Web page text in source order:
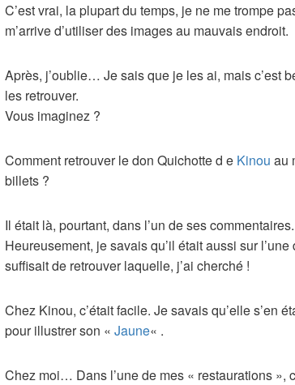
C’est vrai, la plupart du temps, je ne me trompe
m’arrive d’utiliser des images au mauvais endroit.
Après, j’oublie… Je sais que je les ai, mais c’est
les retrouver.
Vous imaginez ?
Comment retrouver le don Quichotte d e Kinou au
billets ?
Il était là, pourtant, dans l’un de ses
Heureusement, je savais qu’il était aussi sur
suffisait de retrouver laquelle, j’ai cherché !
Chez Kinou, c’était facile. Je savais qu’elle s’en
pour illustrer son « Jaune« .
Chez moi… Dans l’une de mes « restaurations »,